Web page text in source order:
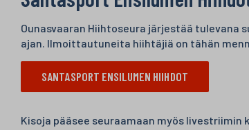
Ounasvaaran Hiihtoseura järjestää tulevana
ajan. Ilmoittautuneita hiihtäjiä on tähän
SANTASPORT ENSILUMEN HIIHDOT
Kisoja pääsee seuraamaan myös